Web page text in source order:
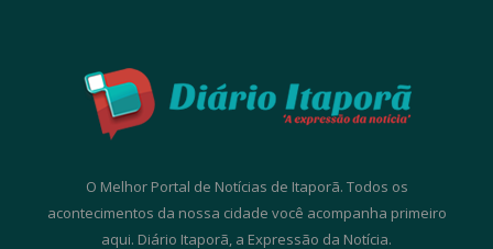
O Melhor Portal de Notícias de Itaporã. Todos os
acontecimentos da nossa cidade você acompanha primeiro
aqui. Diário Itaporã, a Expressão da Notícia.